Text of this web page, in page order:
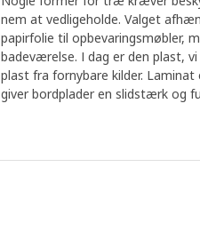
nem at vedligeholde. Valget
papirfolie til opbevaringsmøbler,
badeværelse. I dag er den plast,
plast fra fornybare kilder.
giver bordplader en slidstærk og